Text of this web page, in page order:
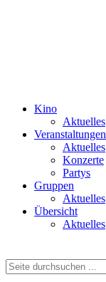
Kino
Aktuelles
Veranstaltungen
Aktuelles
Konzerte
Partys
Gruppen
Aktuelles
Übersicht
Aktuelles